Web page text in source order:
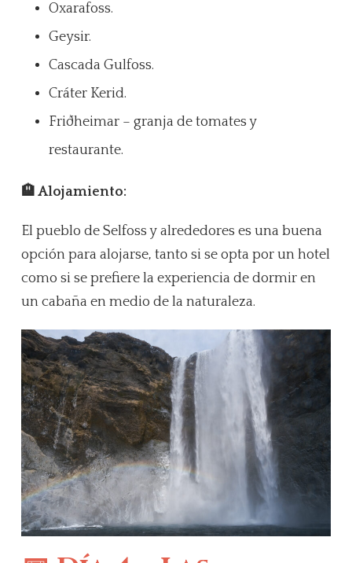
Oxarafoss.
Geysir.
Cascada Gulfoss.
Cráter Kerid.
Friðheimar – granja de tomates y
restaurante.
🏨 Alojamiento:
El pueblo de Selfoss y alrededores es una buena
opción para alojarse, tanto si se opta por un hotel
como si se prefiere la experiencia de dormir en
un cabaña en medio de la naturaleza.